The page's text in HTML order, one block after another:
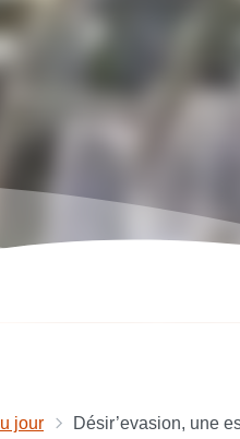
jour Désir’evasion, une